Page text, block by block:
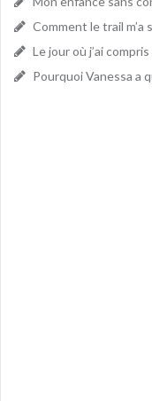
Comment le trail m’a
Le jour où j’ai
Pourquoi Vanessa a